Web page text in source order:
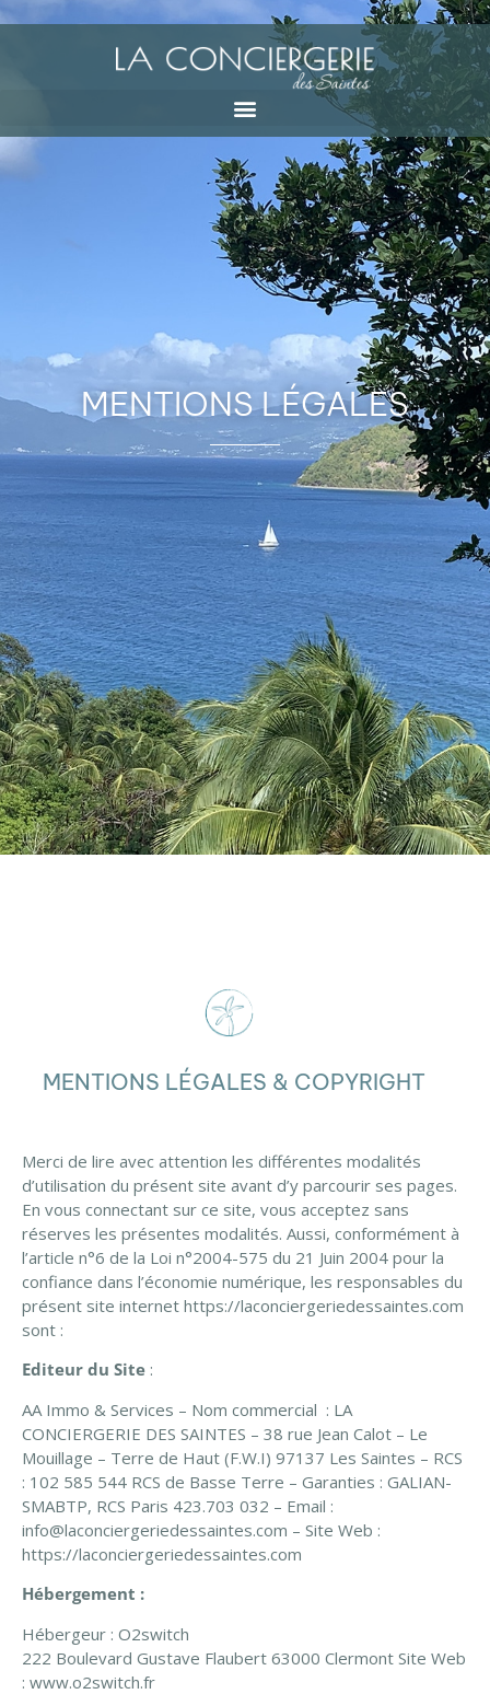
•
MENTIONS LÉGALES
MENTIONS LÉGALES & COPYRIGHT
Merci de lire avec attention les différentes modalités
d’utilisation du présent site avant d’y parcourir ses pages.
En vous connectant sur ce site, vous acceptez sans
réserves les présentes modalités. Aussi, conformément à
l’article n°6 de la Loi n°2004-575 du 21 Juin 2004 pour la
confiance dans l’économie numérique, les responsables du
présent site internet https://laconciergeriedessaintes.com
sont :
Editeur du Site :
AA Immo & Services – Nom commercial : LA
CONCIERGERIE DES SAINTES – 38 rue Jean Calot – Le
Mouillage – Terre de Haut (F.W.I) 97137 Les Saintes – RCS
: 102 585 544 RCS de Basse Terre – Garanties : GALIAN-
SMABTP, RCS Paris 423.703 032 – Email :
info@laconciergeriedessaintes.com – Site Web :
https://laconciergeriedessaintes.com
Hébergement :
Hébergeur : O2switch
222 Boulevard Gustave Flaubert 63000 Clermont Site Web
: www.o2switch.fr